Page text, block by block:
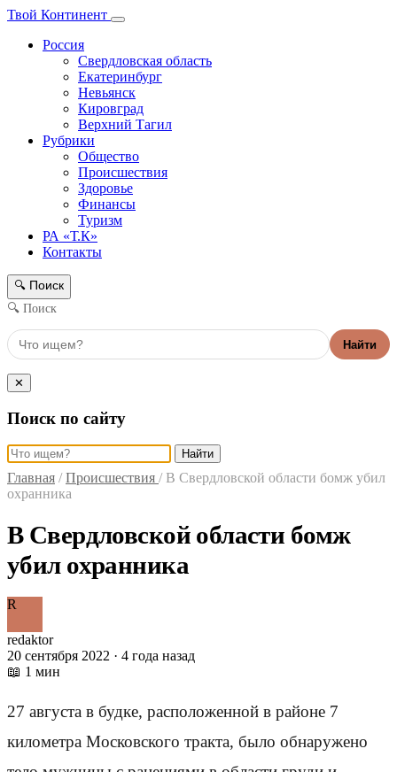
Твой Континент
Россия
Свердловская область
Екатеринбург
Невьянск
Кировград
Верхний Тагил
Рубрики
Общество
Происшествия
Здоровье
Финансы
Туризм
РА «Т.К»
Контакты
🔍 Поиск
🔍 Поиск
Найти
✕
Поиск по сайту
Найти
Главная / Происшествия / В Свердловской области бомж убил
охранника
В Свердловской области бомж
убил охранника
R
redaktor
20 сентября 2022 · 4 года назад
📖 1 мин
27 августа в будке, расположенной в районе 7
километра Московского тракта, было обнаружено